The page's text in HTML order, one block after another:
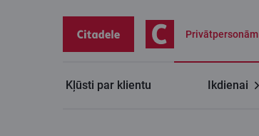
Privātpersonām
Kļūsti par klientu Ikdienai